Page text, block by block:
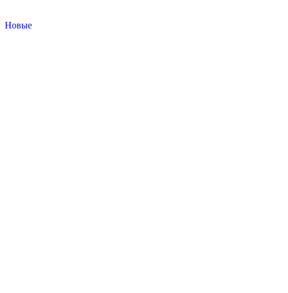
Новые